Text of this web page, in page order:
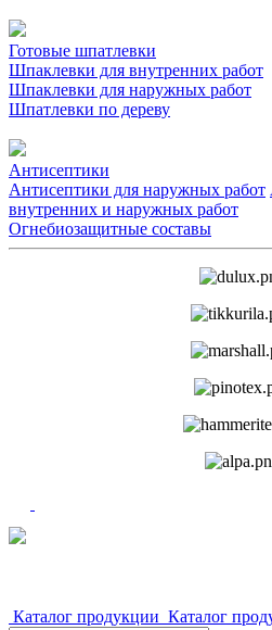
Готовые шпатлевки
Шпаклевки для внутренних работ
Шпаклевки для наружных работ
Шпатлевки по дереву
Антисептики
Антисептики для наружных работ
внутренних и наружных работ
Огнебиозащитные составы
Каталог продукции Каталог